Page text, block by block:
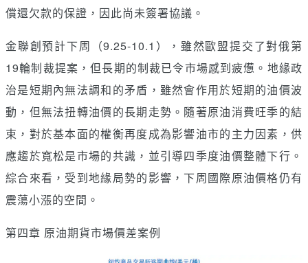
償還欠款的保證，因此尚未簽署協議。
金聯創預計下周（9.25-10.1），雖然歐盟提交了對俄第
19輪制裁提案，但長期的制裁已令市場感到疲憊。地緣政
治是短期內無法調和的矛盾，雖然會作用於短期的油價波
動，但無法扭轉油價的長期走勢。隨著原油消費旺季的結
束，對於基本面的權衡再度成為影響油市的主力因素，供
應趨於寬松是市場的共識，並引導四季度油價整體下行。
綜合來看，受到地緣局勢的影響，下周國際原油價格仍有
震蕩小漲的空間。
第四章 原油期貨市場價差案例